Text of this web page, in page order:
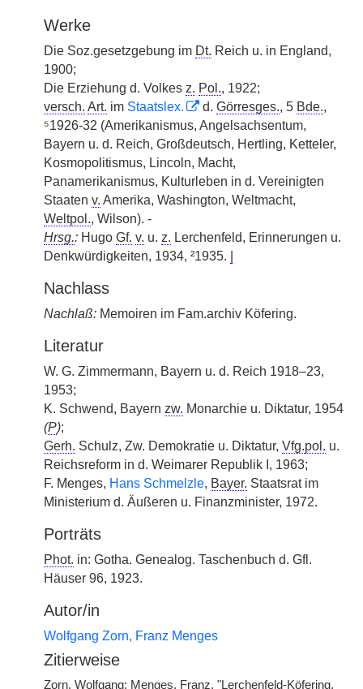
Werke
Die Soz.gesetzgebung im Dt. Reich u. in England,
1900;
Die Erziehung d. Volkes z. Pol., 1922;
versch. Art. im Staatslex. d. Görresges., 5 Bde.,
⁵1926-32 (Amerikanismus, Angelsachsentum,
Bayern u. d. Reich, Großdeutsch, Hertling, Ketteler,
Kosmopolitismus, Lincoln, Macht,
Panamerikanismus, Kulturleben in d. Vereinigten
Staaten v. Amerika, Washington, Weltmacht,
Weltpol., Wilson). -
Hrsg.: Hugo Gf. v. u. z. Lerchenfeld, Erinnerungen u.
Denkwürdigkeiten, 1934, ²1935.
Nachlass
Nachlaß: Memoiren im Fam.archiv Köfering.
Literatur
W. G. Zimmermann, Bayern u. d. Reich 1918–23,
1953;
K. Schwend, Bayern zw. Monarchie u. Diktatur, 1954
(P);
Gerh. Schulz, Zw. Demokratie u. Diktatur, Vfg.pol. u.
Reichsreform in d. Weimarer Republik I, 1963;
F. Menges, Hans Schmelzle, Bayer. Staatsrat im
Ministerium d. Äußeren u. Finanzminister, 1972.
Porträts
Phot. in: Gotha. Genealog. Taschenbuch d. Gfl.
Häuser 96, 1923.
Autor/in
Wolfgang Zorn, Franz Menges
Zitierweise
Zorn, Wolfgang; Menges, Franz, "Lerchenfeld-Köfering,